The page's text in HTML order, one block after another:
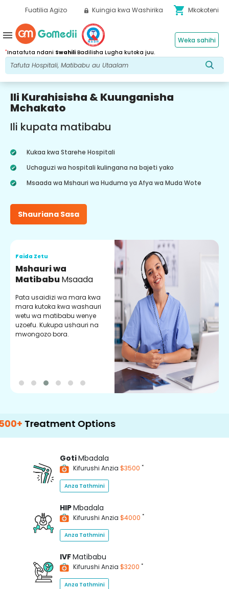
Fuatilia Agizo Kuingia kwa Washirika shopping_cart Mkokoteni
*Inatafuta ndani Swahili Badilisha Lugha kutoka juu.
Weka sahihi
menu
Ili Kurahisisha & Kuunganisha
Mchakato
Ili kupata matibabu
Kukaa kwa Starehe Hospitali
Uchaguzi wa hospitali kulingana na bajeti yako
Msaada wa Mshauri wa Huduma ya Afya wa Muda Wote
Shauriana Sasa
Faida Zetu
Mshauri wa
MatibabuMsaada
Pata usaidizi wa mara kwa
mara kutoka kwa washauri
wetu wa matibabu wenye
uzoefu. Kukupa ushauri na
mwongozo bora.
Options
GotiMbadala
Kifurushi Anzia $3500 *
Anza Tathmini
HIPMbadala
Kifurushi Anzia $4000 *
Anza Tathmini
IVFMatibabu
Kifurushi Anzia $3200 *
Anza Tathmini